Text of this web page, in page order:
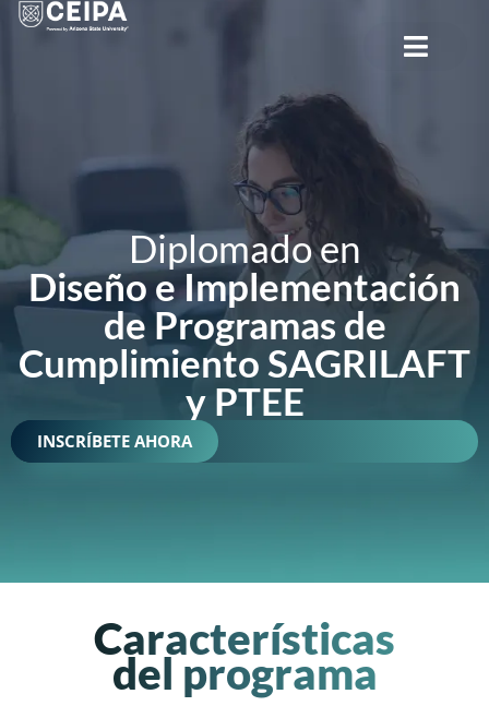
Diplomado en
Diseño e Implementación
de Programas de
Cumplimiento SAGRILAFT
y PTEE
INSCRÍBETE AHORA
Características
del programa